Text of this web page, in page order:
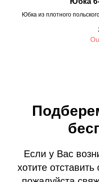
Юбка из плотного
Если у Вас
хотите